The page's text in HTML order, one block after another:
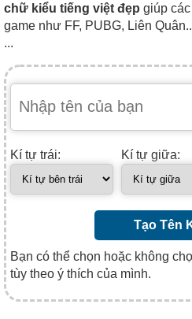
chữ kiểu tiếng việt đẹp giúp
game như FF, PUBG, Liên
...
Kí tự trái: Kí tự giữa:
Tạo Tên
Bạn có thể chọn hoặc không
tùy theo ý thích của mình.